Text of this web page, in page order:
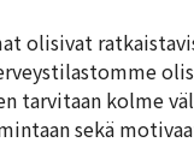
olisivat
tarvitaan kolme
sekä